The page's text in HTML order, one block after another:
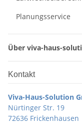
Planungsservice
Über viva-haus-
Kontakt
Viva-Haus-Solution
Nürtinger Str. 19
72636 Frickenhausen